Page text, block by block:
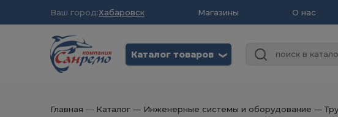
Ваш город:Хабаровск Магазины О нас
Каталог товаров ❮
Главная ― Каталог ― Инженерные системы и оборудование ―